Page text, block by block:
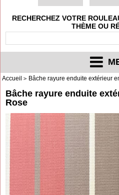
RECHERCHEZ VOTRE
THÈME OU
Accueil Bâche rayure enduite extérieur
Bâche rayure enduite
Rose